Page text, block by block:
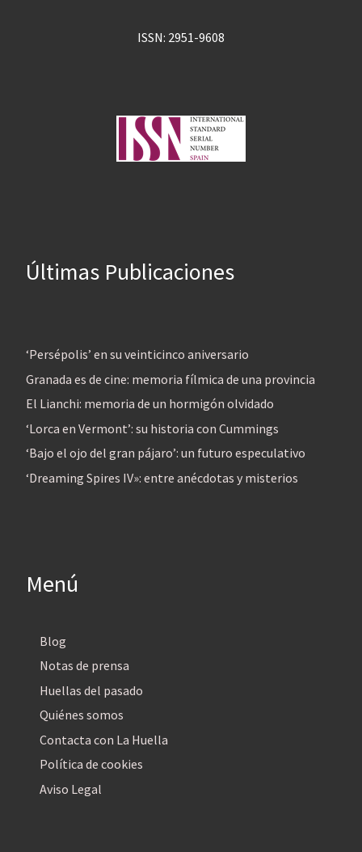
ISSN: 2951-9608
Últimas Publicaciones
‘Persépolis’ en su veinticinco aniversario
Granada es de cine: memoria fílmica de una provincia
El Lianchi: memoria de un hormigón olvidado
‘Lorca en Vermont’: su historia con Cummings
‘Bajo el ojo del gran pájaro’: un futuro especulativo
‘Dreaming Spires IV»: entre anécdotas y misterios
Menú
Blog
Notas de prensa
Huellas del pasado
Quiénes somos
Contacta con La Huella
Política de cookies
Aviso Legal